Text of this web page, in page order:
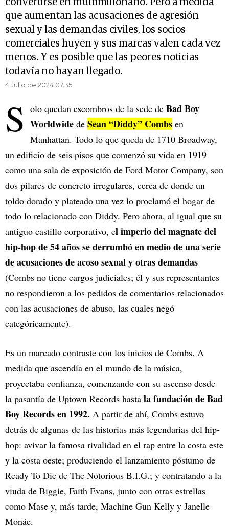
convertirse en multimillonario. Pero a medida
que aumentan las acusaciones de agresión
sexual y las demandas civiles, los socios
comerciales huyen y sus marcas valen cada vez
menos. Y es posible que las peores noticias
todavía no hayan llegado.
4 Julio de 2024 07.35
S olo quedan escombros de la sede de Bad Boy
Worldwide de Sean “Diddy” Combs en
Manhattan. Todo lo que queda de 1710 Broadway,
un edificio de seis pisos que comenzó su vida en 1919
como una sala de exposición de Ford Motor Company, son
dos pilares de concreto irregulares, cerca de donde un
toldo dorado y plateado una vez lo proclamó el hogar de
todo lo relacionado con Diddy. Pero ahora, al igual que su
antiguo castillo corporativo, el imperio del magnate del
hip-hop de 54 años se derrumbó en medio de una serie
de acusaciones de acoso sexual y otras demandas
(Combs no tiene cargos judiciales; él y sus representantes
no respondieron a los pedidos de comentarios relacionados
con las acusaciones de abuso, las cuales negó
categóricamente).
Es un marcado contraste con los inicios de Combs. A
medida que ascendía en el mundo de la música,
proyectaba confianza, comenzando con su ascenso desde
la pasantía de Uptown Records hasta la fundación de Bad
Boy Records en 1992. A partir de ahí, Combs estuvo
detrás de algunas de las historias más legendarias del hip-
hop: avivar la famosa rivalidad en el rap entre la costa este
y la costa oeste; produciendo el lanzamiento póstumo de
Ready To Die de The Notorious B.I.G.; y contratando a la
viuda de Biggie, Faith Evans, junto con otras estrellas
como Mase y, más tarde, Machine Gun Kelly y Janelle
Monáe.